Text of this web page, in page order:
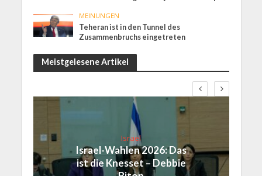
MEINUNGEN
Teheran ist in den Tunnel des
Zusammenbruchs eingetreten
Meistgelesene Artikel
Israel
Israel-Wahlen 2026: Das
ist die Knesset – Debbie